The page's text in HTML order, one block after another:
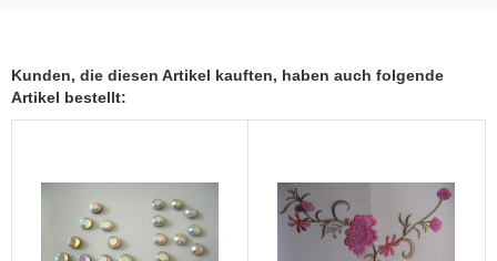
Kunden, die diesen Artikel kauften, haben auch folgende
Artikel bestellt: